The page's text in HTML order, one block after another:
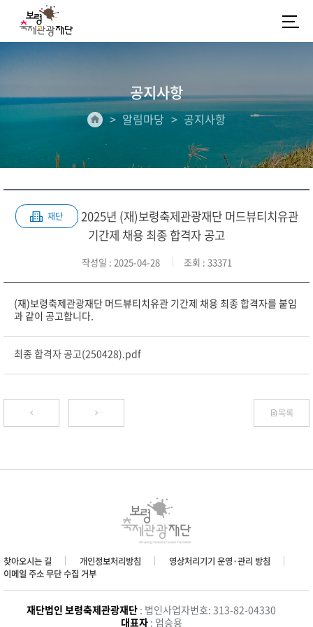
공지사항
알림마당 공지사항
재단
2025년 (재)보령축제관광재단 머드뷰티치유관
기간제 채용 최종 합격자 공고
작성일 : 2025-04-28 조회 : 33371
(재)보령축제관광재단 머드뷰티치유관 기간제 채용 최종 합격자를 붙임
과 같이 공고합니다.
최종 합격자 공고(250428).pdf
목록
찾아오시는 길 개인정보처리방침
영상처리기기 운영·관리 방침
이메일 주소 무단 수집 거부
재단법인 보령축제관광재단 : 법인사업자번호: 313-82-04330
대표자: 엄승용